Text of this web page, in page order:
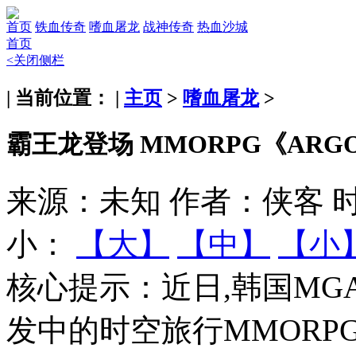
首页 铁血传奇 嗜血屠龙 战神传奇 热血沙城
首页
<关闭侧栏
| 当前位置： | 主页 > 嗜血屠龙>
霸王龙登场 MMORPG《
来源：未知 作者：侠客
小：
【大】 【中】
【小
核心提示： 近日,韩国
发中的时空旅行